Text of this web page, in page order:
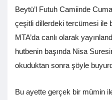
Beytü’l Futuh Camiinde
çeşitli dillerdeki tercümesi ile
MTA’da canlı olarak
hutbenin başında Nisa
okuduktan sonra şöyle
Bu ayette gerçek bir mümin